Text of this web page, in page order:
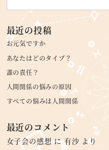
最近の投稿
お元気ですか
あなたはどのタイプ？
誰の責任？
人間関係の悩みの原因
すべての悩みは人間関係
最近のコメント
女子会の感想に有沙 より